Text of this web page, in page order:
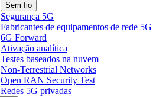
Sem fio
Segurança 5G
Fabricantes de equipamentos de rede 5G
6G Forward
Ativação analítica
Testes baseados na nuvem
Non-Terrestrial Networks
Open RAN Security Test
Redes 5G privadas